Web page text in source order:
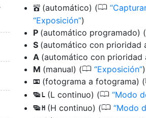
b (automático) (0
Exposición )
P (automático programado) (
S (automático con prioridad
A (automático con prioridad
M (manual) (0 Exposición )
U (fotograma a fotograma) (
V (L continuo) (0 Modo
W (H continuo) (0 Modo